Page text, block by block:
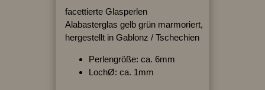
facettierte Glasperlen
Alabasterglas gelb grün marmoriert,
hergestellt in Gablonz / Tschechien
Perlengröße: ca. 6mm
LochØ: ca. 1mm